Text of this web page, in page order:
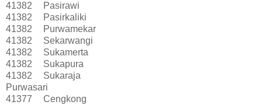
41382
Pasirawi
41382
Pasirkaliki
41382
Purwamekar
41382
Sekarwangi
41382
Sukamerta
41382
Sukapura
41382
Sukaraja
Purwasari
41377
Cengkong